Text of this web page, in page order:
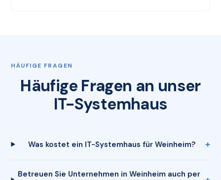
HÄUFIGE FRAGEN
Häufige Fragen an unser
IT-Systemhaus
Was kostet ein IT-Systemhaus für Weinheim?
Betreuen Sie Unternehmen in Weinheim auch per